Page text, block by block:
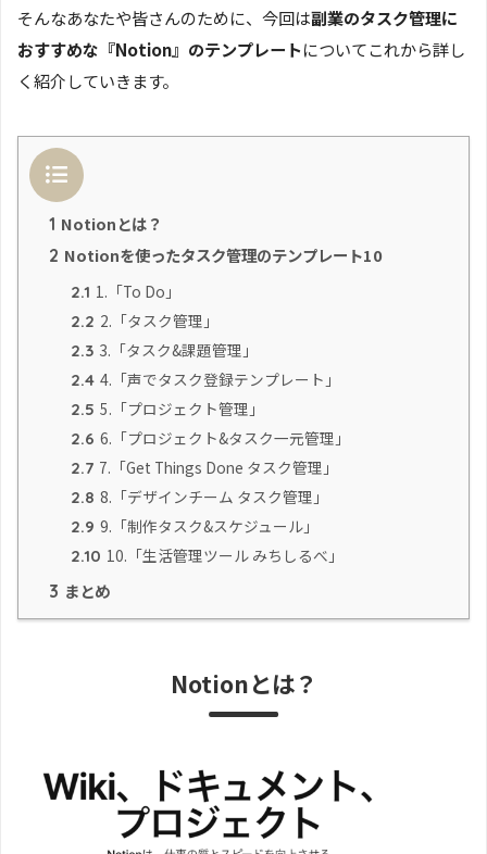
そんなあなたや皆さんのために、今回は副業のタスク管理に
おすすめな『Notion』のテンプレートについてこれから詳し
く紹介していきます。
目次
1 Notionとは？
2 Notionを使ったタスク管理のテンプレート10
2.1 1.「To Do」
2.2 2.「タスク管理」
2.3 3.「タスク&課題管理」
2.4 4.「声でタスク登録テンプレート」
2.5 5.「プロジェクト管理」
2.6 6.「プロジェクト&タスク一元管理」
2.7 7.「Get Things Done タスク管理」
2.8 8.「デザインチーム タスク管理」
2.9 9.「制作タスク&スケジュール」
2.10 10.「生活管理ツール みちしるべ」
3 まとめ
Notionとは？